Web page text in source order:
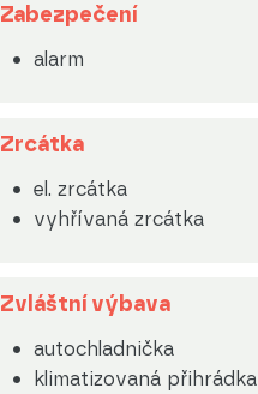
Zabezpečení
alarm
Zrcátka
el. zrcátka
vyhřívaná zrcátka
Zvláštní výbava
autochladnička
klimatizovaná přihrádka